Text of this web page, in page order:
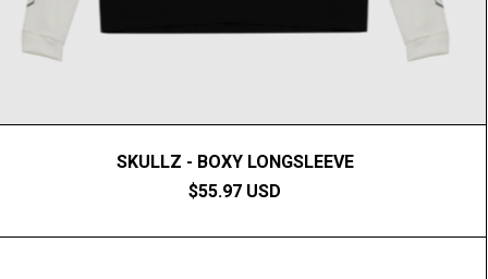
SKULLZ - BOXY LONGSLEEVE
$55.97 USD